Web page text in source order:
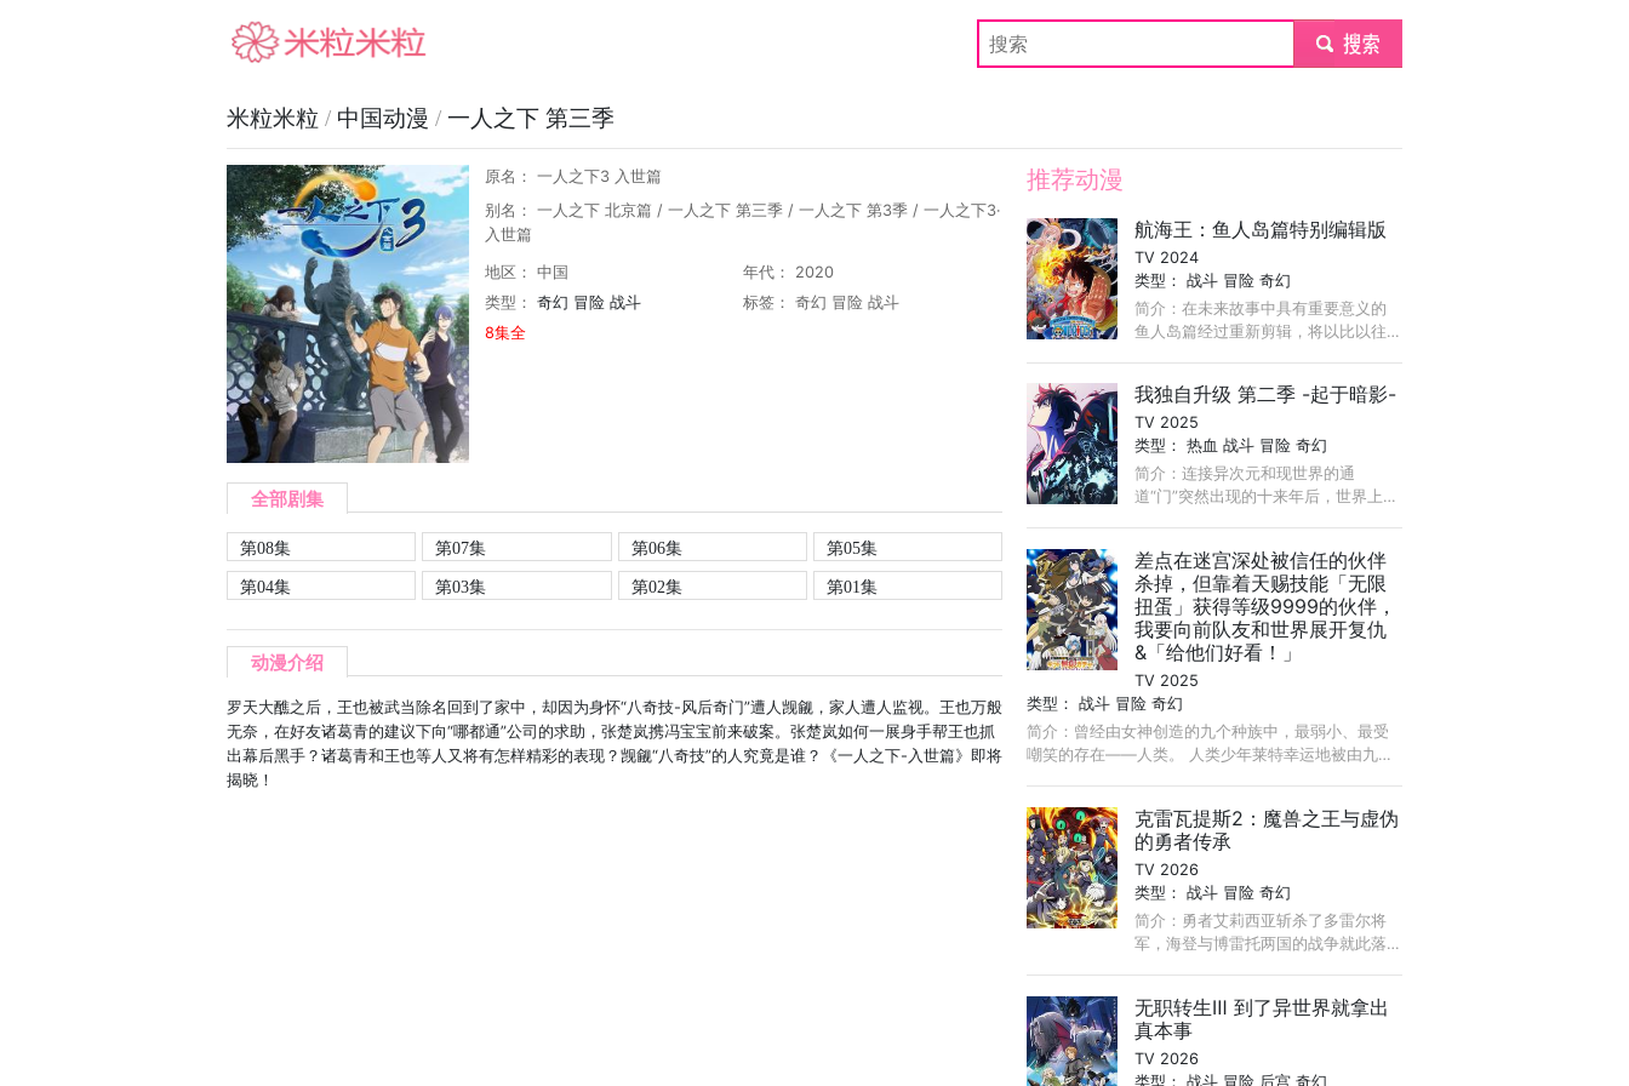
米粒米粒 submit
米粒米粒 / 中国动漫 / 一人之下 第三季
原名： 一人之下3 入世篇
别名： 一人之下 北京篇 / 一人之下 第三季 / 一人之下 第3季 / 一人之下3·
入世篇
地区： 中国
年代： 2020
类型： 奇幻 冒险 战斗 标签：奇幻 冒险 战斗
8集全
全部剧集
第08集 第07集 第06集
第05集
第04集
第03集 第02集 第01集
动漫介绍
罗天大醮之后，王也被武当除名回到了家中，却因为身怀“八奇技-风后奇门”遭人觊觎，家人遭人监视。王也万般
无奈，在好友诸葛青的建议下向“哪都通”公司的求助，张楚岚携冯宝宝前来破案。张楚岚如何一展身手帮王也抓
出幕后黑手？诸葛青和王也等人又将有怎样精彩的表现？觊觎“八奇技”的人究竟是谁？《一人之下-入世篇》即将
揭晓！
推荐动漫
航海王：鱼人岛篇特别编辑版
TV 2024
类型：战斗 冒险 奇幻
简介：在未来故事中具有重要意义的
鱼人岛篇经过重新剪辑，将以比以往
岛冒险，并挫败了新鱼人海贼团阴谋
的故事。
我独自升级 第二季 -起于暗影-
TV 2025
类型：热血 战斗 冒险 奇幻
简介：连接异次元和现世界的通
道“门”突然出现的十来年后，世界上出
获得报酬为生，但在强者齐聚的猎人
们中， ...
差点在迷宫深处被信任的伙伴
杀掉，但靠着天赐技能「无限
扭蛋」获得等级9999的伙伴，
我要向前队友和世界展开复仇
&「给他们好看！」
TV 2025
类型： 战斗 冒险 奇幻
简介：曾经由女神创造的九个种族中，最弱小、最受
嘲笑的存在——人类。 人类少年莱特幸运地被由九种
克雷瓦提斯2：魔兽之王与虚伪
的勇者传承
TV 2026
类型：战斗 冒险 奇幻
简介：勇者艾莉西亚斩杀了多雷尔将
军，海登与博雷托两国的战争就此落
的 “秘密密室”。 ...
无职转生Ⅲ 到了异世界就拿出
真本事
TV 2026
类型：战斗 冒险 后宫 奇幻